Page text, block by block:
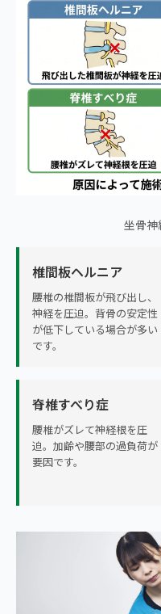
坐骨神
椎間板ヘルニア
腰椎の椎間板が飛び出し、
神経を圧迫。背骨の安定性
が低下している場合が多い
です。
脊椎すべり症
腰椎がズレて神経根を圧
迫。加齢や腰部の過負荷が
要因です。